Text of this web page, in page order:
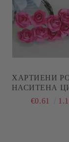
ХАРТИЕНИ
НАСИТЕНА
€0.61